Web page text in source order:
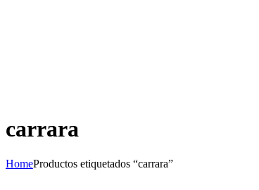
carrara
HomeProductos etiquetados “carrara”